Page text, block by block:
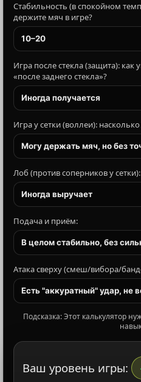
Стабильность (в спокойном
держите мяч в игре?
10–20
Игра после стекла (защита):
«после заднего стекла»?
Иногда получается
Игра у сетки (воллеи):
Могу держать мяч, но без
Лоб (против соперников у сетки):
Иногда выручает
Подача и приём:
В целом стабильно, без
Атака сверху (смеш/вибора/
Есть "аккуратный" удар, не
Подсказка: Этот калькулятор
Ваш уровень игры: